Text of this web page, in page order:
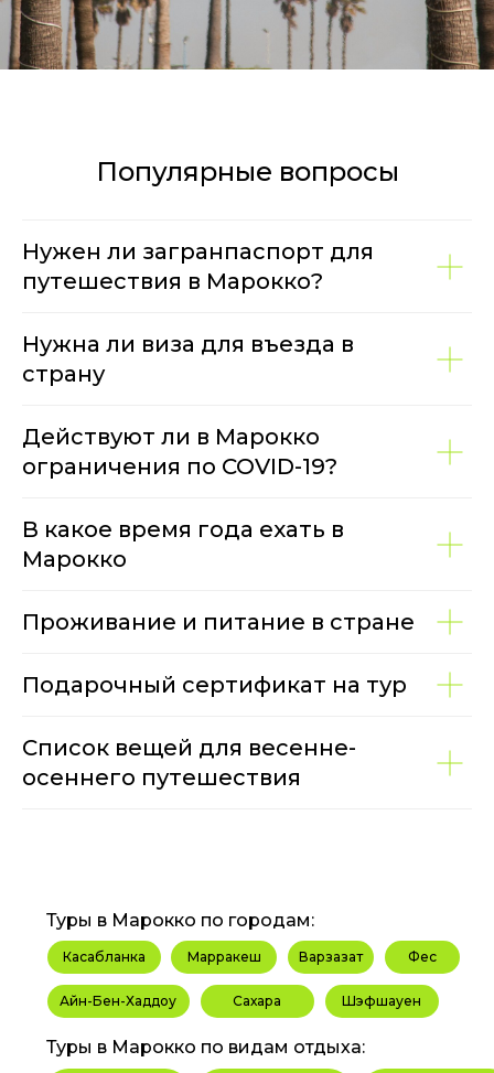
Популярные вопросы
Нужен ли загранпаспорт для
путешествия в Марокко?
Нужна ли виза для въезда в
страну
Действуют ли в Марокко
ограничения по COVID-19?
В какое время года ехать в
Марокко
Проживание и питание в стране
Подарочный сертификат на тур
Список вещей для весенне-
осеннего путешествия
Касабланка Марракеш Варзазат
Айн-Бен-Хаддоу Сахара
Фес
Шэфшауен
Туры в Марокко по городам:
Туры в Марокко по видам отдыха: